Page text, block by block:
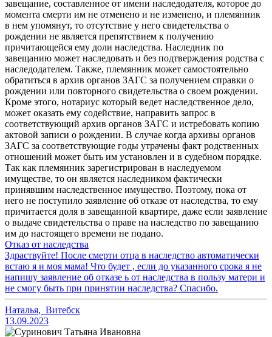
завещание, составленное от имени наследодателя, которое до
момента смерти им не отменено и не изменено, и племянник
в нем упомянут, то отсутствие у него свидетельства о
рождении не является препятствием к получению
причитающейся ему доли наследства. Наследник по
завещанию может наследовать и без подтверждения родства с
наследодателем. Также, племянник может самостоятельно
обратиться в архив органов ЗАГС за получением справки о
рождении или повторного свидетельства о своем рождении.
Кроме этого, нотариус который ведет наследственное дело,
может оказать ему содействие, направить запрос в
соответствующий архив органов ЗАГС и истребовать копию
актовой записи о рождении. В случае когда архивы органов
ЗАГС за соответствующие годы утрачены факт родственных
отношений может быть им установлен и в судебном порядке.
Так как племянник зарегистрирован в наследуемом
имуществе, то он является наследником фактически
принявшим наследственное имущество. Поэтому, пока от
него не поступило заявление об отказе от наследства, то ему
причитается доля в завещанной квартире, даже если заявление
о выдаче свидетельства о праве на наследство по завещанию
им до настоящего времени не подано.
Отказ от наследства
Здраствуйте! После смерти отца в наследство автоматически
встаю я и моя мама! Что будет , если до указанного срока я не
напишу заявление об отказе ь от наследства в пользу матери и
не смогу быть при принятии наследства? Спасибо.
Наталья, Витебск
13.09.2023